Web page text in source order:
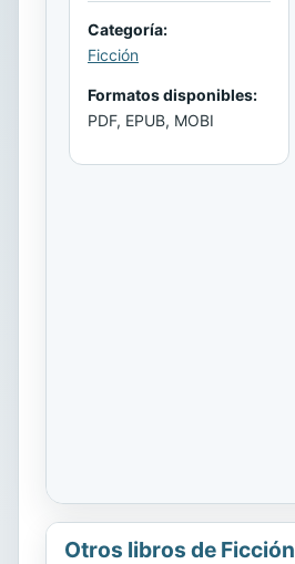
Categoría:
Ficción
Formatos disponibles:
PDF, EPUB, MOBI
Otros libros de Ficción